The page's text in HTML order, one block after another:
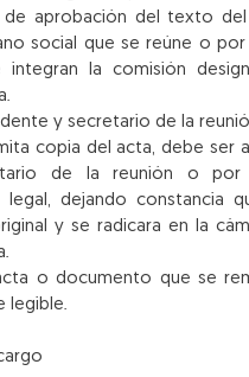
de aprobación del texto
social que se reúne o por
integran la comisión
y secretario de la
copia del acta, debe ser
de la reunión o por
legal, dejando constancia
y se radicara en la
o documento que se
legible.